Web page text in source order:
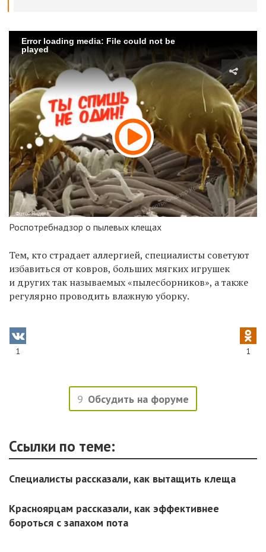
Error loading media: File could not be
played
Роспотребнадзор о пылевых клещах
Тем, кто страдает аллергией, специалисты советуют
избавиться от ковров, больших мягких игрушек
и других так называемых «пылесборников», а также
регулярно проводить влажную уборку.
1 1
9 Обсудить на форуме
Ссылки по теме:
Специалисты рассказали, как вытащить клеща
Красноярцам рассказали, как эффективнее
бороться с запахом пота